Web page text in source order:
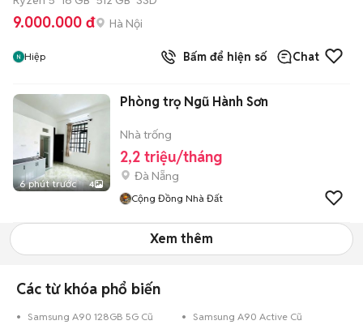
9.000.000 đ Hà Nội
Hiệp Bấm để hiện số Chat
6 phút trước 4
Phòng trọ Ngũ Hành Sơn
Nhà trống
2,2 triệu/tháng
Đà Nẵng
Cộng Đồng Nhà Đất
Xem thêm
Các từ khóa phổ biến
Samsung A90 128GB 5G Cũ
Samsung A90 Active Cũ